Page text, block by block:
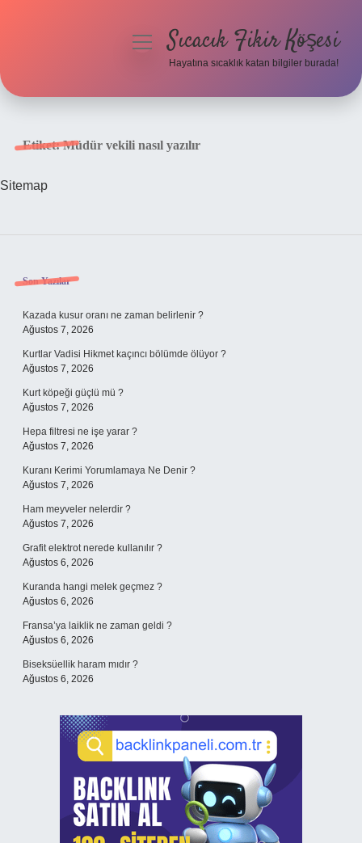
menüyüSıcacık Fikir Köşesi
Hayatına sıcaklık katan bilgiler burada!
Etiket:Müdür vekili nasıl yazılır
Sitemap
Sidebar
Son Yazılar
Kazada kusur oranı ne zaman belirlenir ?
Ağustos 7, 2026
Kurtlar Vadisi Hikmet kaçıncı bölümde ölüyor ?
Ağustos 7, 2026
Kurt köpeği güçlü mü ?
Ağustos 7, 2026
Hepa filtresi ne işe yarar ?
Ağustos 7, 2026
Kuranı Kerimi Yorumlamaya Ne Denir ?
Ağustos 7, 2026
Ham meyveler nelerdir ?
Ağustos 7, 2026
Grafit elektrot nerede kullanılır ?
Ağustos 6, 2026
Kuranda hangi melek geçmez ?
Ağustos 6, 2026
Fransa’ya laiklik ne zaman geldi ?
Ağustos 6, 2026
Biseksüellik haram mıdır ?
Ağustos 6, 2026